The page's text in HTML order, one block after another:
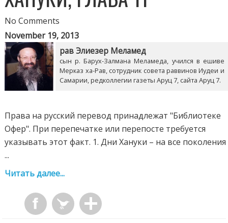
No Comments
November 19, 2013
рав Элиезер Меламед
сын р. Барух-Залмана Меламеда, учился в ешиве
Мерказ ха-Рав, сотрудник совета раввинов Иудеи и
Самарии, редколлегии газеты Аруц 7, сайта Аруц 7.
Права на русский перевод принадлежат "Библиотеке
Офер". При перепечатке или перепосте требуется
указывать этот факт. 1. Дни Хануки – на все поколения
...
Читать далее...